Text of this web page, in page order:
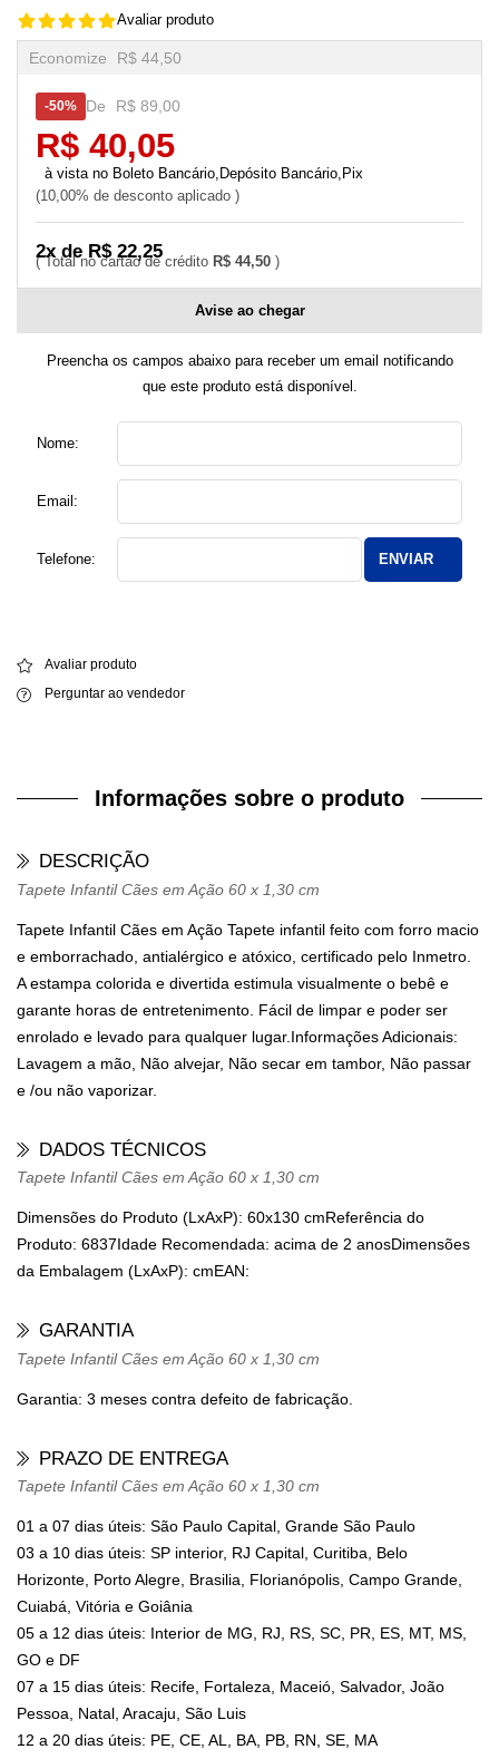
Avaliar produto
De R$ 89,00
R$ 44,50
Economize R$ 44,50
50%
2x de R$ 22,25
R$ 40,05
10,00% de desconto aplicado
Boleto Bancário,Depósito Bancário,Pix
Avise ao chegar
Preencha os campos abaixo para receber um email notificando
que este produto está disponível.
Nome:
Email:
Telefone: ENVIAR
Avaliar produto
Perguntar ao vendedor
Informações sobre o produto
DESCRIÇÃO
Tapete Infantil Cães em Ação 60 x 1,30 cm
Tapete Infantil Cães em Ação Tapete infantil feito com forro macio
e emborrachado, antialérgico e atóxico, certificado pelo Inmetro.
A estampa colorida e divertida estimula visualmente o bebê e
garante horas de entretenimento. Fácil de limpar e poder ser
enrolado e levado para qualquer lugar.Informações Adicionais:
Lavagem a mão, Não alvejar, Não secar em tambor, Não passar
e /ou não vaporizar.
DADOS TÉCNICOS
Tapete Infantil Cães em Ação 60 x 1,30 cm
Dimensões do Produto (LxAxP): 60x130 cmReferência do
Produto: 6837Idade Recomendada: acima de 2 anosDimensões
da Embalagem (LxAxP): cmEAN:
GARANTIA
Tapete Infantil Cães em Ação 60 x 1,30 cm
Garantia: 3 meses contra defeito de fabricação.
PRAZO DE ENTREGA
Tapete Infantil Cães em Ação 60 x 1,30 cm
01 a 07 dias úteis: São Paulo Capital, Grande São Paulo
03 a 10 dias úteis: SP interior, RJ Capital, Curitiba, Belo
Horizonte, Porto Alegre, Brasilia, Florianópolis, Campo Grande,
Cuiabá, Vitória e Goiânia
05 a 12 dias úteis: Interior de MG, RJ, RS, SC, PR, ES, MT, MS,
GO e DF
07 a 15 dias úteis: Recife, Fortaleza, Maceió, Salvador, João
Pessoa, Natal, Aracaju, São Luis
12 a 20 dias úteis: PE, CE, AL, BA, PB, RN, SE, MA